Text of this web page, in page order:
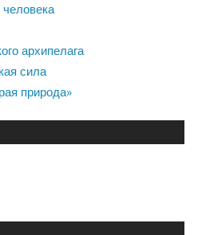
архипелага
сила
природа»